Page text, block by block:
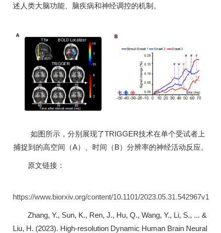
述人类大脑功能、脑疾病和神经调控的机制。
如图所示，分别展现了TRIGGER技术在单个受试者上
捕捉到的高空间（A）、时间（B）分辨率的神经活动反应。
原文链接：
https://www.biorxiv.org/content/10.1101/2023.05.31.542967v1
Zhang, Y., Sun, K., Ren, J., Hu, Q., Wang, Y., Li, S., ... &
Liu, H. (2023). High-resolution Dynamic Human Brain Neural